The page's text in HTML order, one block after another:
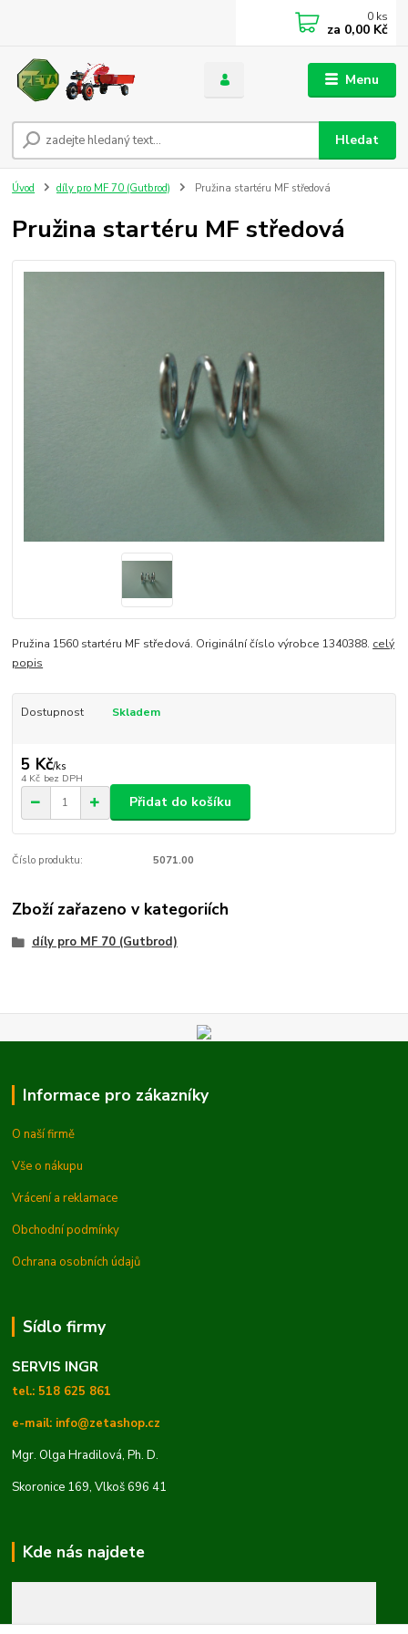
Menu
Hledat
0 ks
za 0,00 Kč
Úvod díly pro MF 70 (Gutbrod) Pružina startéru MF středová
Pružina startéru MF středová
Pružina 1560 startéru MF středová. Originální číslo výrobce 1340388. celý
popis
Dostupnost Skladem
5 Kč/ks
4 Kč bez DPH
Přidat do košíku
Číslo produktu: 5071.00
Zboží zařazeno v kategoriích
díly pro MF 70 (Gutbrod)
Informace pro zákazníky
O naší firmě
Vše o nákupu
Vrácení a reklamace
Obchodní podmínky
Ochrana osobních údajů
Sídlo firmy
SERVIS INGR
tel.: 518 625 861
e-mail: info@zetashop.cz
Mgr. Olga Hradilová, Ph. D.
Skoronice 169, Vlkoš 696 41
Kde nás najdete